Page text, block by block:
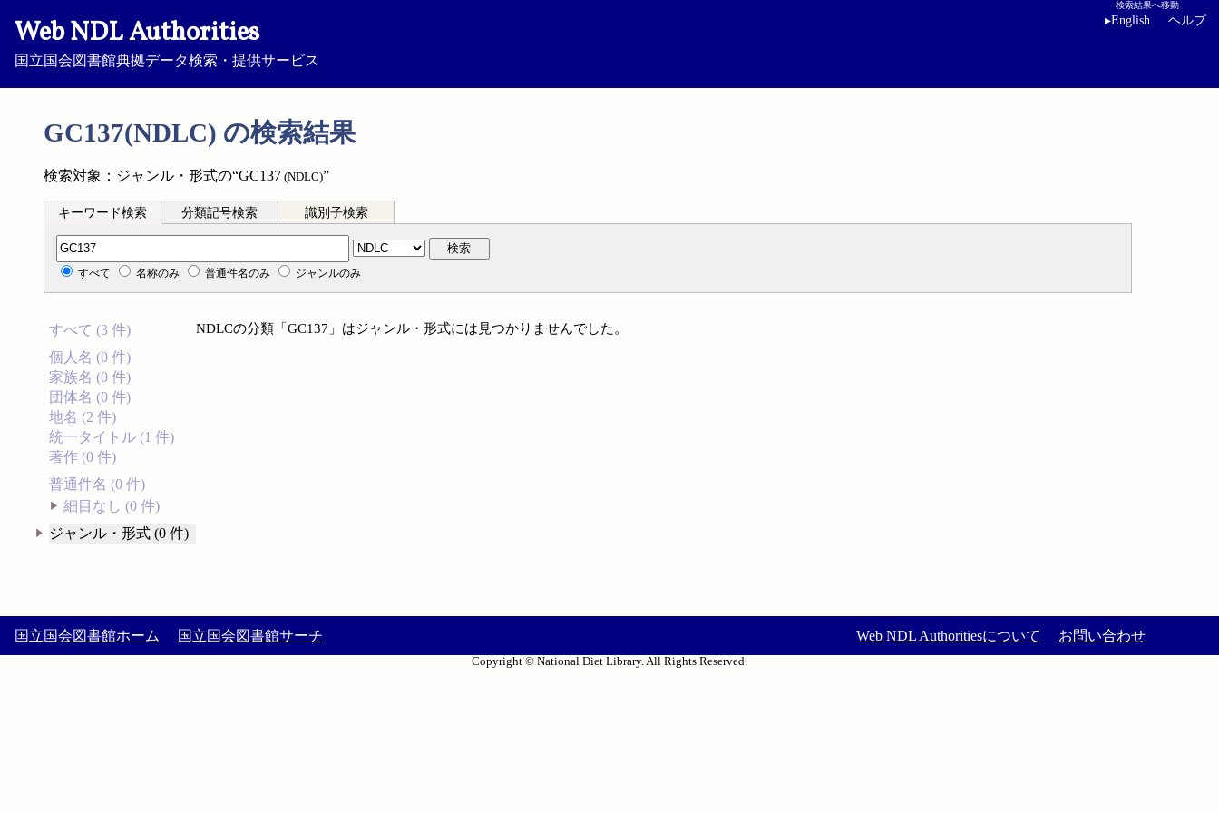
Web NDL Authorities
国立国会図書館典拠データ検索・提供サービス
検索結果へ移動
▸English ヘルプ
GC137(NDLC) の検索結果
検索対象：ジャンル・形式の“GC137 (NDLC)”
キーワード検索 分類記号検索 識別子検索
分類記号検索 検索
すべて 名称のみ 普通件名のみ ジャンルのみ
すべて (3 件)
個人名 (0 件)
家族名 (0 件)
団体名 (0 件)
地名 (2 件)
統一タイトル (1 件)
著作 (0 件)
普通件名 (0 件)
細目なし (0 件)
ジャンル・形式 (0 件)
NDLCの分類「GC137」はジャンル・形式には見つかりませんでした。
国立国会図書館ホーム 国立国会図書館サーチ Web NDL Authoritiesについて お問い合わせ
Copyright © National Diet Library. All Rights Reserved.